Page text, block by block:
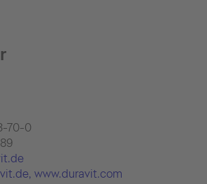
70-0
, www.duravit.com